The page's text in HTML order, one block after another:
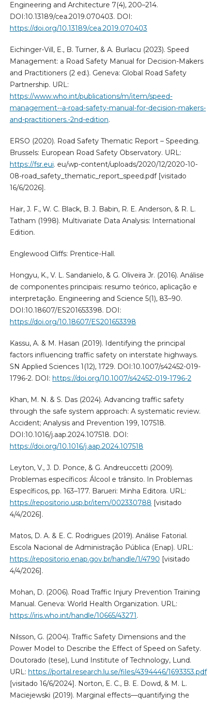
Engineering and Architecture 7(4), 200–214.
DOI:10.13189/cea.2019.070403. DOI:
https://doi.org/10.13189/cea.2019.070403
Eichinger-Vill, E., B. Turner, & A. Burlacu (2023). Speed
Management: a Road Safety Manual for Decision-Makers
and Practitioners (2 ed.). Geneva: Global Road Safety
Partnership. URL:
https://www.who.int/publications/m/item/speed-
management--a-road-safety-manual-for-decision-makers-
and-practitioners.-2nd-edition.
ERSO (2020). Road Safety Thematic Report – Speeding.
Brussels: European Road Safety Observatory. URL:
https://fsr.eui. eu/wp-content/uploads/2020/12/2020-10-
08-road_safety_thematic_report_speed.pdf [visitado
16/6/2026].
Hair, J. F., W. C. Black, B. J. Babin, R. E. Anderson, & R. L.
Tatham (1998). Multivariate Data Analysis: International
Edition.
Englewood Cliffs: Prentice-Hall.
Hongyu, K., V. L. Sandanielo, & G. Oliveira Jr. (2016). Análise
de componentes principais: resumo teórico, aplicação e
interpretação. Engineering and Science 5(1), 83–90.
DOI:10.18607/ES201653398. DOI:
https://doi.org/10.18607/ES201653398
Kassu, A. & M. Hasan (2019). Identifying the principal
factors influencing traffic safety on interstate highways.
SN Applied Sciences 1(12), 1729. DOI:10.1007/s42452-019-
1796-2. DOI: https://doi.org/10.1007/s42452-019-1796-2
Khan, M. N. & S. Das (2024). Advancing traffic safety
through the safe system approach: A systematic review.
Accident; Analysis and Prevention 199, 107518.
DOI:10.1016/j.aap.2024.107518. DOI:
https://doi.org/10.1016/j.aap.2024.107518
Leyton, V., J. D. Ponce, & G. Andreuccetti (2009).
Problemas específicos: Álcool e trânsito. In Problemas
Específicos, pp. 163–177. Barueri: Minha Editora. URL:
https://repositorio.usp.br/item/002330788 [visitado
4/4/2026].
Matos, D. A. & E. C. Rodrigues (2019). Análise Fatorial.
Escola Nacional de Administração Pública (Enap). URL:
https://repositorio.enap.gov.br/handle/1/4790 [visitado
4/4/2026].
Mohan, D. (2006). Road Traffic Injury Prevention Training
Manual. Geneva: World Health Organization. URL:
https://iris.who.int/handle/10665/43271.
Nilsson, G. (2004). Traffic Safety Dimensions and the
Power Model to Describe the Effect of Speed on Safety.
Doutorado (tese), Lund Institute of Technology, Lund.
URL: https://portal.research.lu.se/files/4394446/1693353.pdf
[visitado 16/6/2024]. Norton, E. C., B. E. Dowd, & M. L.
Maciejewski (2019). Marginal effects—quantifying the